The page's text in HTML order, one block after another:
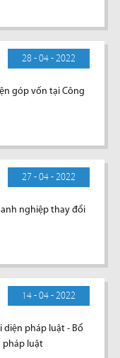
28 - 04 - 2022
góp vốn tại Công
27 - 04 - 2022
nghiệp thay đổi
14 - 04 - 2022
diện pháp luật - Bổ
pháp luật